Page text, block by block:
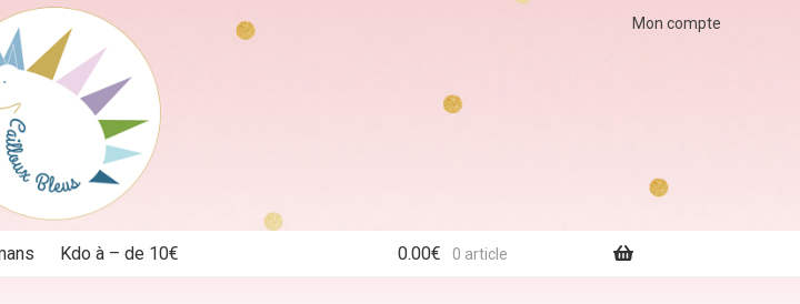
Mon compte
Kdo à – de 10€ 0.00€ 0 article